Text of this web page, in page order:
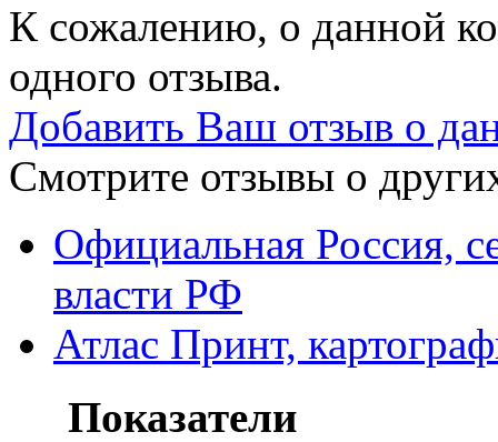
К сожалению, о данной
одного отзыва.
Добавить Ваш отзыв о
Смотрите отзывы о
Официальная Россия,
власти РФ
Атлас Принт,
Показатели